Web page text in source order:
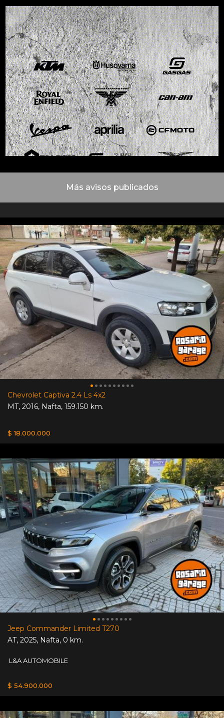
Más avisos publicados
Chevrolet Captiva 2.4 Ls 4x2
MT, 2016, Nafta, 159.150 km.
$ 18.000.000
Jeep Commander Limited T270
AT, 2025, Nafta, 0 km.
L&A AUTOMOBILE
$ 54.900.000